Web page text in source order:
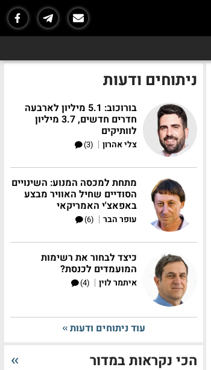
ניתוחים ודעות
בורוכוב: 5.1 מיליון לארבעה
חדרים חדשים, 3.7 מיליון
לוותיקים
צלי אהרון |
(3)
מתחת למכסה המנוע: השינויים
הסודיים שחיל האוויר מבצע
באפאצ'י האמריקאי
עופר הבר |
(6)
כיצד לבחור את רשימות
המועמדים לכנסת?
איתמר לוין |
(4)
עוד ניתוחים ודעות
הכי נקראות במדור